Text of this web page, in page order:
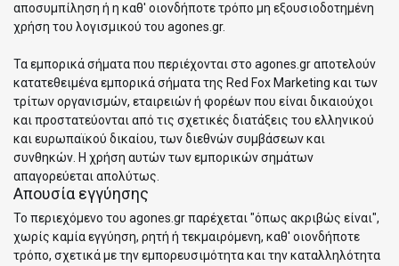
αποσυμπίληση ή η καθ' οιονδήποτε τρόπο μη εξουσιοδοτημένη
χρήση του λογισμικού του agones.gr.
Τα εμπορικά σήματα που περιέχονται στο agones.gr αποτελούν
κατατεθειμένα εμπορικά σήματα της Red Fox Marketing και των
τρίτων οργανισμών, εταιρειών ή φορέων που είναι δικαιούχοι
και προστατεύονται από τις σχετικές διατάξεις του ελληνικού
και ευρωπαϊκού δικαίου, των διεθνών συμβάσεων και
συνθηκών. Η χρήση αυτών των εμπορικών σημάτων
απαγορεύεται απολύτως.
Απουσία εγγύησης
Το περιεχόμενο του agones.gr παρέχεται "όπως ακριβώς είναι",
χωρίς καμία εγγύηση, ρητή ή τεκμαιρόμενη, καθ' οιονδήποτε
τρόπο, σχετικά με την εμπορευσιμότητα και την καταλληλότητα